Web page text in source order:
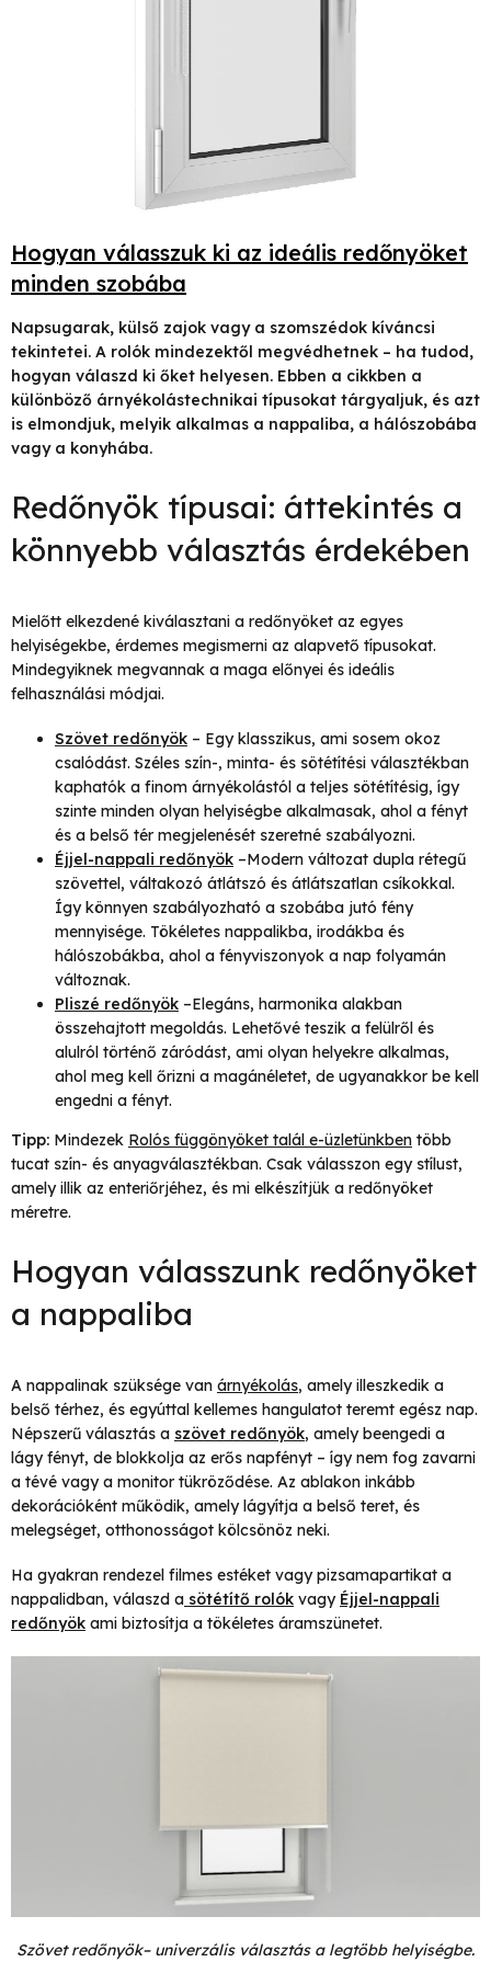
j
a
Hogyan válasszuk ki az ideális redőnyöket
minden szobába
Napsugarak, külső zajok vagy a szomszédok kíváncsi
tekintetei. A rolók mindezektől megvédhetnek – ha tudod,
hogyan válaszd ki őket helyesen. Ebben a cikkben a
különböző árnyékolástechnikai típusokat tárgyaljuk, és azt
is elmondjuk, melyik alkalmas a nappaliba, a hálószobába
vagy a konyhába.
Redőnyök típusai: áttekintés a
könnyebb választás érdekében
Mielőtt elkezdené kiválasztani a redőnyöket az egyes
helyiségekbe, érdemes megismerni az alapvető típusokat.
Mindegyiknek megvannak a maga előnyei és ideális
felhasználási módjai.
Szövet redőnyök – Egy klasszikus, ami sosem okoz
csalódást. Széles szín-, minta- és sötétítési választékban
kaphatók a finom árnyékolástól a teljes sötétítésig, így
szinte minden olyan helyiségbe alkalmasak, ahol a fényt
és a belső tér megjelenését szeretné szabályozni.
Éjjel-nappali redőnyök –Modern változat dupla rétegű
szövettel, váltakozó átlátszó és átlátszatlan csíkokkal.
Így könnyen szabályozható a szobába jutó fény
mennyisége. Tökéletes nappalikba, irodákba és
hálószobákba, ahol a fényviszonyok a nap folyamán
változnak.
Pliszé redőnyök –Elegáns, harmonika alakban
összehajtott megoldás. Lehetővé teszik a felülről és
alulról történő záródást, ami olyan helyekre alkalmas,
ahol meg kell őrizni a magánéletet, de ugyanakkor be kell
engedni a fényt.
Tipp: Mindezek Rolós függönyöket talál e-üzletünkben több
tucat szín- és anyagválasztékban. Csak válasszon egy stílust,
amely illik az enteriőrjéhez, és mi elkészítjük a redőnyöket
méretre.
Hogyan válasszunk redőnyöket
a nappaliba
A nappalinak szüksége van árnyékolás, amely illeszkedik a
belső térhez, és egyúttal kellemes hangulatot teremt egész nap.
Népszerű választás a szövet redőnyök, amely beengedi a
lágy fényt, de blokkolja az erős napfényt – így nem fog zavarni
a tévé vagy a monitor tükröződése. Az ablakon inkább
dekorációként működik, amely lágyítja a belső teret, és
melegséget, otthonosságot kölcsönöz neki.
Ha gyakran rendezel filmes estéket vagy pizsamapartikat a
nappalidban, válaszd a sötétítő rolók vagy Éjjel-nappali
redőnyök ami biztosítja a tökéletes áramszünetet.
Szövet redőnyök– univerzális választás a legtöbb helyiségbe.